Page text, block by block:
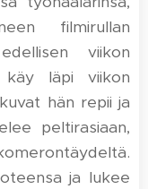
filmirullan
viikon
käy läpi viikon
hän repii ja
peltirasiaan,
ja lukee